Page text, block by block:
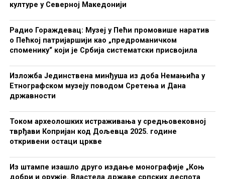
културе у Северној Македонији
Радио Гораждевац: Музеј у Пећи промовише наратив
о Пећкој патријаршији као „предроманичком
споменику“ који је Србија систематски присвојила
Изложба Јединствена минђуша из доба Немањића у
Етнографском музеју поводом Сретења и Дана
државности
Током археолошких истраживања у средњовековној
тврђави Копријан код Дољевца 2025. године
откривени остаци цркве
Из штампе изашло друго издање монографије „Коњ
добри и оружје. Властела државе српских деспота